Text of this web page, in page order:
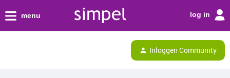
menu log in
Inloggen Community